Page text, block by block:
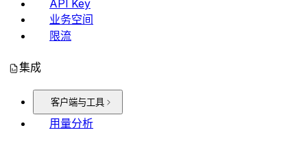
API Key
业务空间
限流
集成
客户端与工具
用量分析